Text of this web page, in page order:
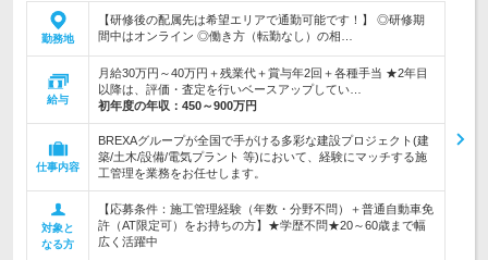
勤務地
【研修後の配属先は希望エリアで通勤可能です！】 ◎研修期
間中はオンライン ◎働き方（転勤なし）の相…
給与
月給30万円～40万円＋残業代＋賞与年2回＋各種手当 ★2年目
以降は、評価・査定を行いベースアップしてい…
初年度の年収： 450～900万円
仕事内容
BREXAグループが全国で手がける多彩な建設プロジェクト(建
築/土木/設備/電気プラント 等)において、経験にマッチする施
工管理を業務をお任せします。
対象と
なる方
【応募条件：施工管理経験（年数・分野不問）＋普通自動車免
許（AT限定可）をお持ちの方】★学歴不問★20～60歳まで幅
広く活躍中